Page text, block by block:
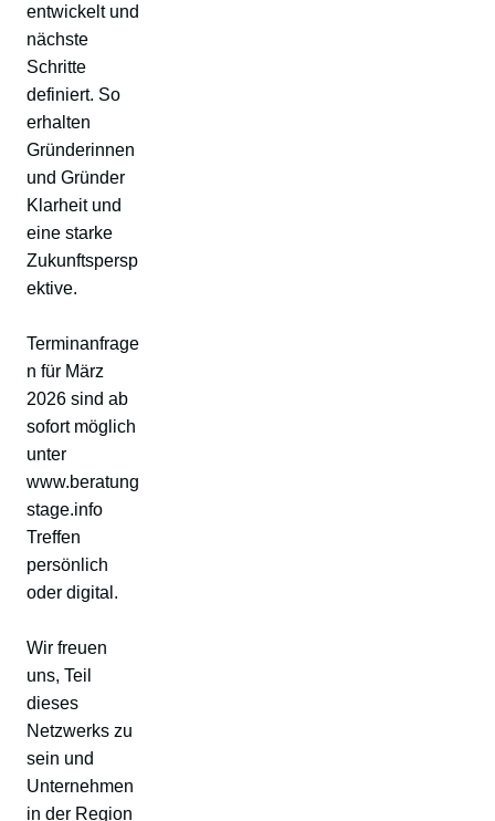
entwickelt und
nächste
Schritte
definiert. So
erhalten
Gründerinnen
und Gründer
Klarheit und
eine starke
Zukunftspersp
ektive.
Terminanfrage
n für März
2026 sind ab
sofort möglich
unter
www.beratung
stage.info
Treffen
persönlich
oder digital.
Wir freuen
uns, Teil
dieses
Netzwerks zu
sein und
Unternehmen
in der Region